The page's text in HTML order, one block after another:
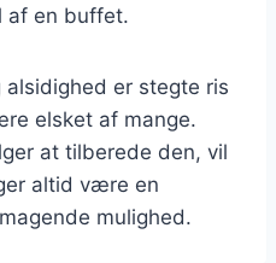
af en buffet.
er stegte ris
elsket af mange.
at tilberede den, vil
altid være en
mulighed.